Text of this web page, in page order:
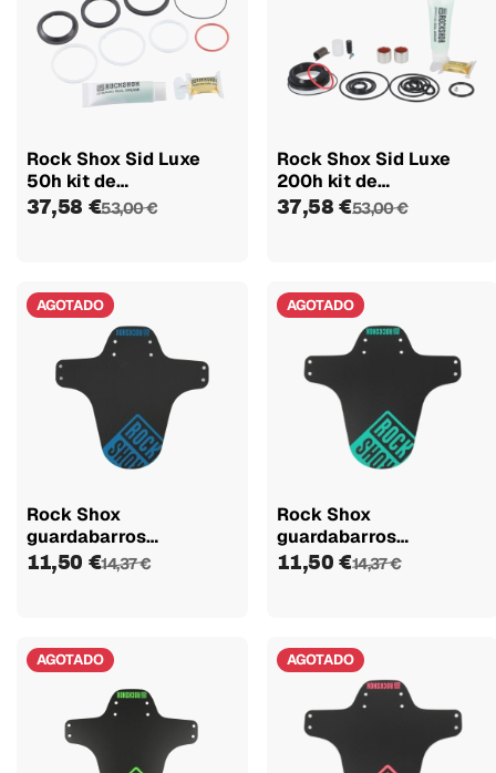
Rock Shox Sid Luxe
50h kit de
mantenimiento
37,58 €53,00 €
Rock Shox Sid Luxe
200h kit de
mantenimiento
37,58 €53,00 €
AGOTADO
Rock Shox
guardabarros
negro/azul brill SID
11,50 €14,37 €
AGOTADO
Rock Shox
guardabarros
negro/verde espuma
11,50 €14,37 €
AGOTADO AGOTADO